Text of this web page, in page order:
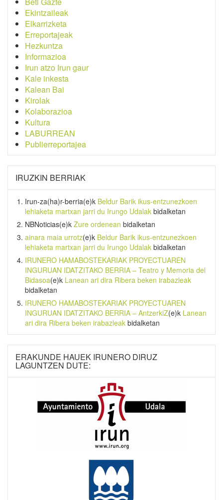
Ekintzaileak
Elkarrizketa
Erreportajeak
Hezkuntza
Informazioa
Irun atzo Irun gaur
Kale inkesta
Kalean Bai
Kirolak
Kolaborazioa
Kultura
LABURREAN
Publierreportajea
IRUZKIN BERRIAK
Irun-za(ha)r-berria(e)k Beldur Barik ikus-entzunezkoen
lehiaketa martxan jarri du Irungo Udalak bidalketan
NBNoticias(e)k Zure ordenean bidalketan
ainara maia urrotz(e)k Beldur Barik ikus-entzunezkoen
lehiaketa martxan jarri du Irungo Udalak bidalketan
IRUNERO HAMABOSTEKARIAK PROYECTUAREN
INGURUAN IDATZITAKO BERRIA – Teatro y Memoria del
Bidasoa(e)k Lanean ari dira Ribera beken irabazleak
bidalketan
IRUNERO HAMABOSTEKARIAK PROYECTUAREN
INGURUAN IDATZITAKO BERRIA – AntzerkiZ(e)k Lanean
ari dira Ribera beken irabazleak bidalketan
ERAKUNDE HAUEK IRUNERO DIRUZ
LAGUNTZEN DUTE: